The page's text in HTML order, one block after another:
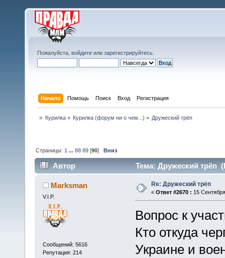
Пожалуйста, войдите или зарегистрируйтесь
Начало Помощь Поиск Вход Регистрация
» Курилка» Курилка (форум ни о чем...) » Дружеский трёп
Страницы: 1 ...88 89 [90]Вниз
Автор Тема: Дружеский трёп
Marksman
V.I.P.
Сообщений: 5616
Репутация: 214
Re: Дружеский трёп
« Ответ #2670 : 15
Вопрос к
Кто откуда
Украине и